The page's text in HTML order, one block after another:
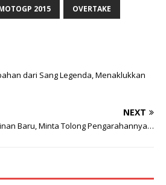
2015 OVERTAKE
dari Sang Legenda, Menaklukkan
NEXT
Baru, Minta Tolong Pengarahannya…